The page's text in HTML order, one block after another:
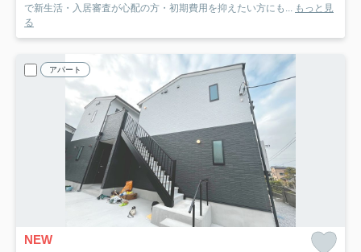
で新生活・入居審査が心配の方・初期費用を抑えたい方にも... もっと見
る
アパート
NEW